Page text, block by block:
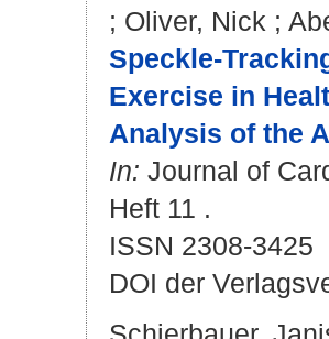
; Oliver, Nick ;
Speckle-
Exercise in
Analysis of the
In: Journal of
Heft 11 .
ISSN 2308-3425
DOI der